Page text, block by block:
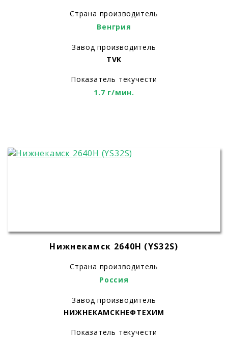
Страна производитель
Венгрия
Завод производитель
TVK
Показатель текучести
1.7 г/мин.
Нижнекамск 2640H (YS32S)
Страна производитель
Россия
Завод производитель
НИЖНЕКАМСКНЕФТЕХИМ
Показатель текучести